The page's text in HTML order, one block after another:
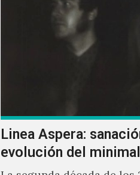
Linea Aspera:
evolución del